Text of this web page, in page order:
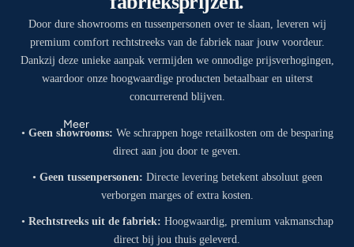
Meer
Door dure showrooms en tussenpersonen over te slaan, leveren wij
premium comfort rechtstreeks van de fabriek naar jouw voordeur.
Dankzij deze unieke aanpak vermijden we onnodige prijsverhogingen,
waardoor onze hoogwaardige producten betaalbaar en uiterst
concurrerend blijven.
• Geen showrooms: We schrappen hoge retailkosten om de besparing
direct aan jou door te geven.
• Geen tussenpersonen: Directe levering betekent absoluut geen
verborgen marges of extra kosten.
• Rechtstreeks uit de fabriek: Hoogwaardig, premium vakmanschap
direct bij jou thuis geleverd.